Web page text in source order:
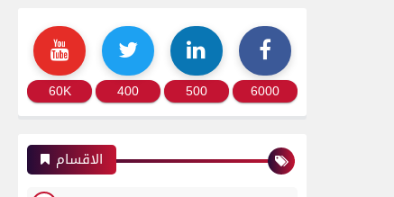
60K 400 500 6000
الاقسام